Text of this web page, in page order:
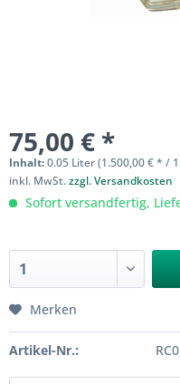
75,00 € *
Inhalt:0.05 Liter (1.500,00 € * /
inkl. MwSt.zzgl. Versandkosten
Sofort versandfertig,
Merken
Artikel-Nr.: